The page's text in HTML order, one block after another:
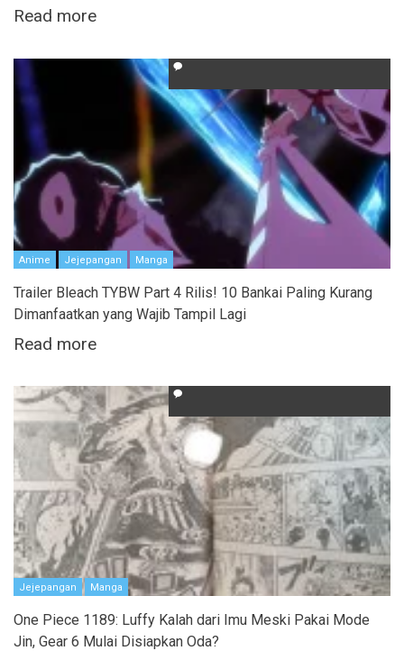
Read more
Anime Jejepangan Manga
Trailer Bleach TYBW Part 4 Rilis! 10 Bankai Paling Kurang
Dimanfaatkan yang Wajib Tampil Lagi
Read more
Jejepangan Manga
One Piece 1189: Luffy Kalah dari Imu Meski Pakai Mode
Jin, Gear 6 Mulai Disiapkan Oda?